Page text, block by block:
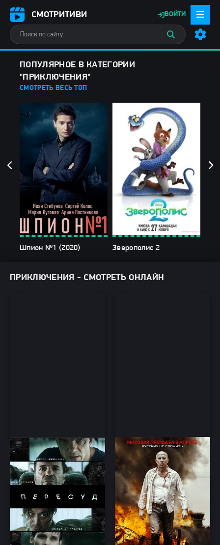
СМОТРИТИВИ ВОЙТИ
ПОПУЛЯРНОЕ В КАТЕГОРИИ
"ПРИКЛЮЧЕНИЯ"
СМОТРЕТЬ ВЕСЬ ТОП
Шпион №1 (2020) Зверополис 2
ПРИКЛЮЧЕНИЯ - СМОТРЕТЬ ОНЛАЙН
Пересуд
Боевик, Криминал
Шугалей 1,2,3 фильм
Детектив, Приключения